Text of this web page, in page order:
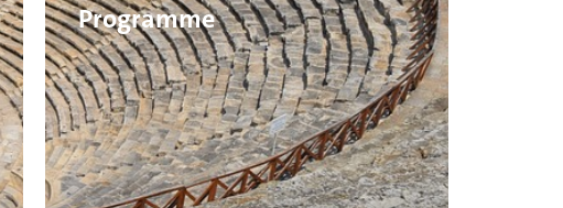
Programme